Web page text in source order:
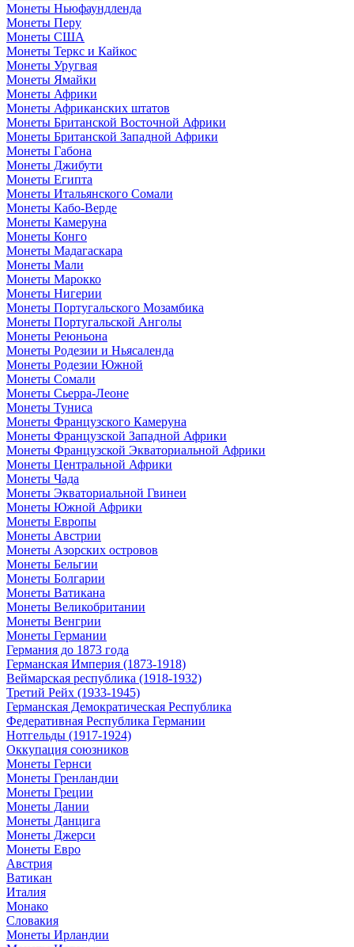
Монеты Ньюфаундленда
Монеты Перу
Монеты США
Монеты Теркс и Кайкос
Монеты Уругвая
Монеты Ямайки
Монеты Африки
Монеты Африканских штатов
Монеты Британской Восточной Африки
Монеты Британской Западной Африки
Монеты Габона
Монеты Джибути
Монеты Египта
Монеты Итальянского Сомали
Монеты Кабо-Верде
Монеты Камеруна
Монеты Конго
Монеты Мадагаскара
Монеты Мали
Монеты Марокко
Монеты Нигерии
Монеты Португальского Мозамбика
Монеты Португальской Анголы
Монеты Реюньона
Монеты Родезии и Ньясаленда
Монеты Родезии Южной
Монеты Сомали
Монеты Сьерра-Леоне
Монеты Туниса
Монеты Французского Камеруна
Монеты Французской Западной Африки
Монеты Французской Экваториальной Африки
Монеты Центральной Африки
Монеты Чада
Монеты Экваториальной Гвинеи
Монеты Южной Африки
Монеты Европы
Монеты Австрии
Монеты Азорских островов
Монеты Бельгии
Монеты Болгарии
Монеты Ватикана
Монеты Великобритании
Монеты Венгрии
Монеты Германии
Германия до 1873 года
Германская Империя (1873-1918)
Веймарская республика (1918-1932)
Третий Рейх (1933-1945)
Германская Демократическая Республика
Федеративная Республика Германии
Нотгельды (1917-1924)
Оккупация союзников
Монеты Гернси
Монеты Гренландии
Монеты Греции
Монеты Дании
Монеты Данцига
Монеты Джерси
Монеты Евро
Австрия
Ватикан
Италия
Монако
Словакия
Монеты Ирландии